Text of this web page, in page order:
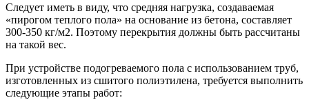
Следует иметь в виду, что средняя нагрузка, создаваемая
«пирогом теплого пола» на основание из бетона, составляет
300-350 кг/м2. Поэтому перекрытия должны быть рассчитаны
на такой вес.
При устройстве подогреваемого пола с использованием труб,
изготовленных из сшитого полиэтилена, требуется выполнить
следующие этапы работ: